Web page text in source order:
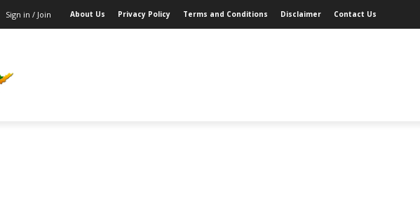
Sign in / Join About Us Privacy Policy Terms and Conditions Disclaimer Contact Us